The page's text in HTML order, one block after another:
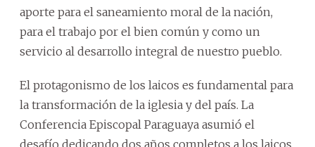
aporte para el saneamiento moral de la nación,
para el trabajo por el bien común y como un
servicio al desarrollo integral de nuestro pueblo.
El protagonismo de los laicos es fundamental para
la transformación de la iglesia y del país. La
Conferencia Episcopal Paraguaya asumió el
desafío dedicando dos años completos a los laicos,